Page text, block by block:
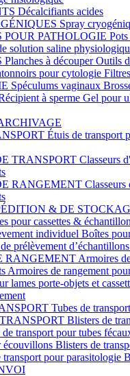
Décalcifiants acides
Spray
POUR PATHOLOGIE
solution saline
Planches à découperOutils
pour cytologie
Spéculums vaginaux
à sperme Gel pour
Étuis de transport
TRANSPORT Classeurs
RANGEMENT Classeurs
& DE
pour cassettes &
individuel Boîtes
prélèvement d’échantillons
RANGEMENT Armoires
Armoires de rangement
lames porte-objets et
Tubes de
Blisters de
transport pour tubes
écouvillons Blisters de
transport pour parasitologie